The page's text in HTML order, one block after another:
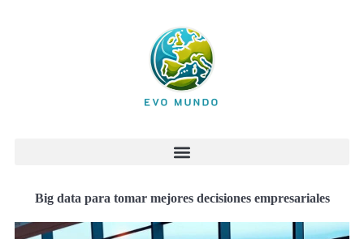
Big data para tomar mejores decisiones empresariales